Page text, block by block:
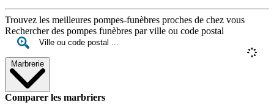
Trouvez les meilleures pompes-funèbres proches de chez vous
Rechercher des pompes funèbres par ville ou code postal
Marbrerie
Comparer les marbriers